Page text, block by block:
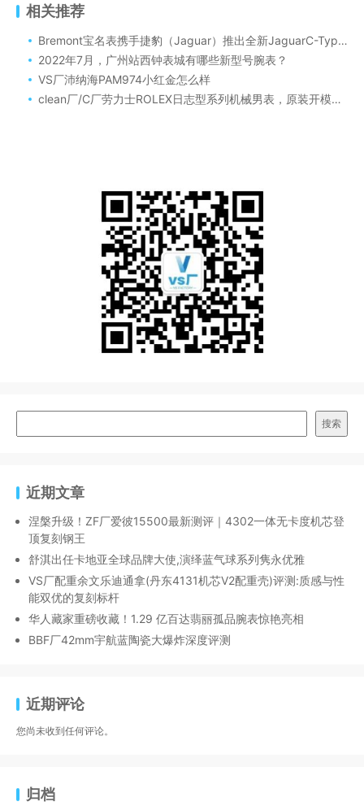
相关推荐
Bremont宝名表携手捷豹（Jaguar）推出全新JaguarC-Type捷豹合作款腕表喜欢吗！
2022年7月，广州站西钟表城有哪些新型号腕表？
VS厂沛纳海PAM974小红金怎么样
clean厂/C厂劳力士ROLEX日志型系列机械男表，原装开模相当不错
搜索
近期文章
涅槃升级！ZF厂爱彼15500最新测评｜4302一体无卡度机芯登
顶复刻钢王
舒淇出任卡地亚全球品牌大使,演绎蓝气球系列隽永优雅
VS厂配重余文乐迪通拿(丹东4131机芯V2配重壳)评测:质感与性
能双优的复刻标杆
华人藏家重磅收藏！1.29 亿百达翡丽孤品腕表惊艳亮相
BBF厂42mm宇航蓝陶瓷大爆炸深度评测
近期评论
您尚未收到任何评论。
归档